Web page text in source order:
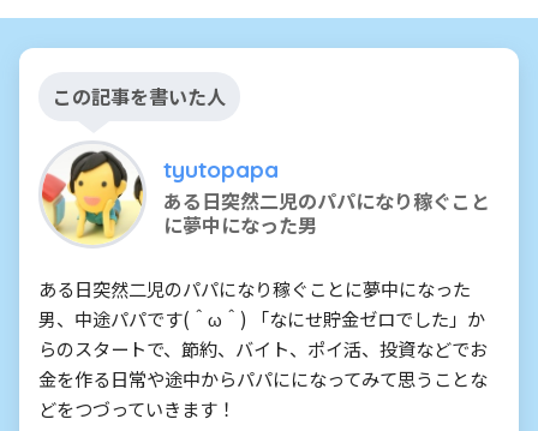
この記事を書いた人
tyutopapa
ある日突然二児のパパになり稼ぐこと
に夢中になった男
ある日突然二児のパパになり稼ぐことに夢中になった
男、中途パパです(＾ω＾) 「なにせ貯金ゼロでした」か
らのスタートで、節約、バイト、ポイ活、投資などでお
金を作る日常や途中からパパにになってみて思うことな
どをつづっていきます！